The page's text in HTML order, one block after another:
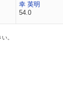
幸 英明
54.0
。